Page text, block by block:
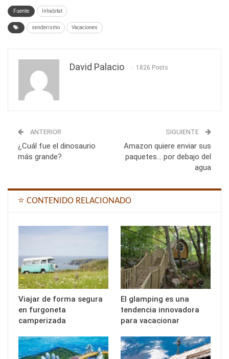
Fuente Inhabitat
senderismo Vacaciones
David Palacio 1826 Posts
ANTERIOR
¿Cuál fue el dinosaurio
más grande?
SIGUIENTE
Amazon quiere enviar sus
paquetes… por debajo del
agua
⭐ CONTENIDO RELACIONADO
Viajar de forma segura
en furgoneta
camperizada
El glamping es una
tendencia innovadora
para vacacionar